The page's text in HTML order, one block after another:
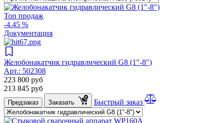
Топ продаж
-4.45 %
Документация
Желобонакатчик гидравлический G8 (1"-8")
Арт.: 502308
223 800 руб
213 845 руб
Предзаказ Заказать Быстрый заказ